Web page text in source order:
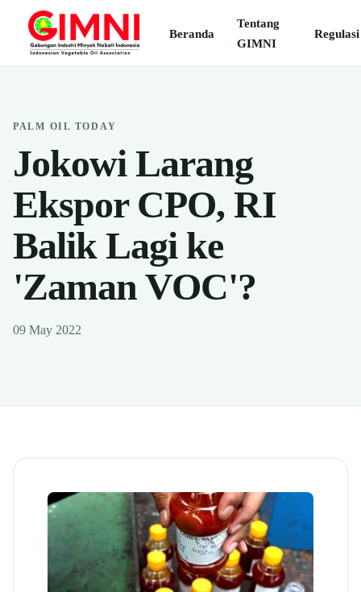
Beranda
Tentang
GIMNI
Regulasi
PALM OIL TODAY
Jokowi Larang
Ekspor CPO, RI
Balik Lagi ke
'Zaman VOC'?
09 May 2022